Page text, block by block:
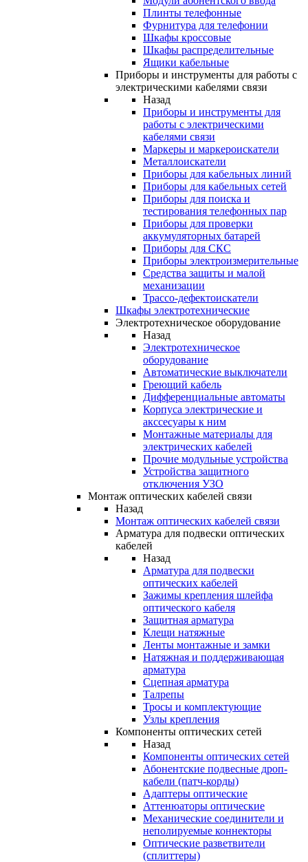
Плинты телефонные
Фурнитура для телефонии
Шкафы кроссовые
Шкафы распределительные
Ящики кабельные
Приборы и инструменты для работы с
электрическими кабелями связи
Назад
Приборы и инструменты для
работы с электрическими
кабелями связи
Маркеры и маркероискатели
Металлоискатели
Приборы для кабельных линий
Приборы для кабельных сетей
Приборы для поиска и
тестирования телефонных пар
Приборы для проверки
аккумуляторных батарей
Приборы для СКС
Приборы электроизмерительные
Средства защиты и малой
механизации
Трассо-дефектоискатели
Шкафы электротехнические
Электротехническое оборудование
Назад
Электротехническое
оборудование
Автоматические выключатели
Греющий кабель
Дифференциальные автоматы
Корпуса электрические и
акссесуары к ним
Монтажные материалы для
электрических кабелей
Прочие модульные устройства
Устройства защитного
отключения УЗО
Монтаж оптических кабелей связи
Назад
Монтаж оптических кабелей связи
Арматура для подвески оптических
кабелей
Назад
Арматура для подвески
оптических кабелей
Зажимы крепления шлейфа
оптического кабеля
Защитная арматура
Клещи натяжные
Ленты монтажные и замки
Натяжная и поддерживающая
арматура
Сцепная арматура
Талрепы
Тросы и комплектующие
Узлы крепления
Компоненты оптических сетей
Назад
Компоненты оптических сетей
Абонентские подвесные дроп-
кабели (патч-корды)
Адаптеры оптические
Аттенюаторы оптические
Механические соединители и
неполируемые коннекторы
Оптические разветвители
(сплиттеры)